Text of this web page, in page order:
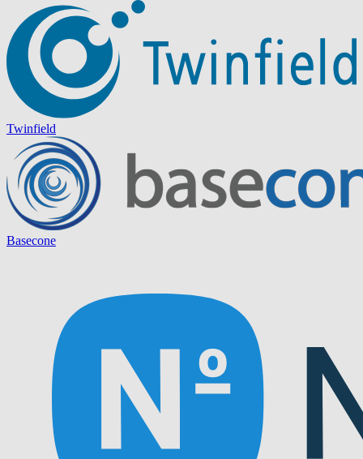
Twinfield
Basecone